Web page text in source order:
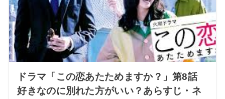
ドラマ「この恋あたためますか？」第8話
好きなのに別れた方がいい？あらすじ・ネ